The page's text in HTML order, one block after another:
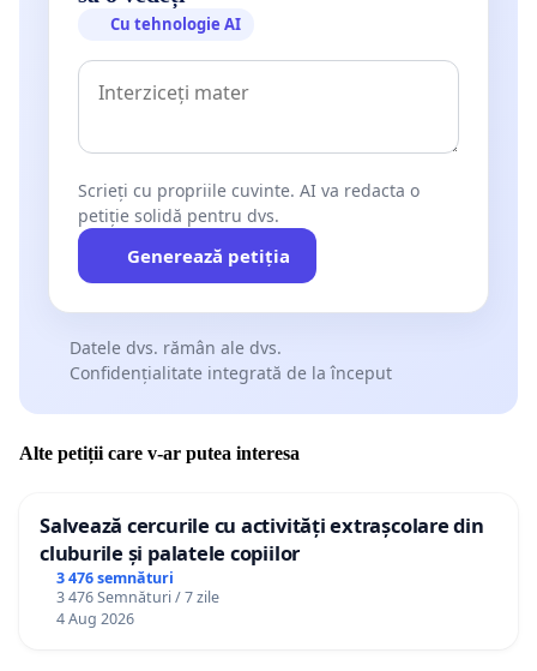
Cu tehnologie AI
Scrieți cu propriile cuvinte. AI va redacta o
petiție solidă pentru dvs.
Generează petiția
Datele dvs. rămân ale dvs.
Confidențialitate integrată de la început
Alte petiții care v-ar putea interesa
Salvează cercurile cu activități extrașcolare din
cluburile și palatele copiilor
3 476 semnături
3 476 Semnături / 7 zile
4 Aug 2026